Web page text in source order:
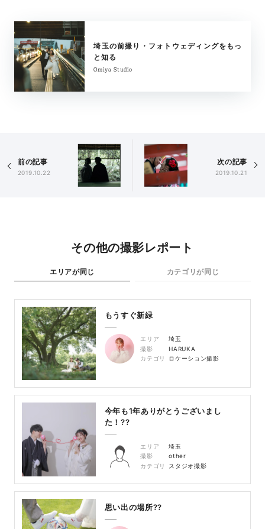
埼玉の前撮り・フォトウェディングをもっ
と知る
Omiya Studio
前の記事
2019.10.22
次の記事
2019.10.21
その他の撮影レポート
エリアが同じ カテゴリが同じ
もうすぐ新緑
エリア
埼玉
撮影
HARUKA
カテゴリ
ロケーション撮影
今年も1年ありがとうございまし
た！??
エリア
埼玉
撮影
other
カテゴリ
スタジオ撮影
思い出の場所??